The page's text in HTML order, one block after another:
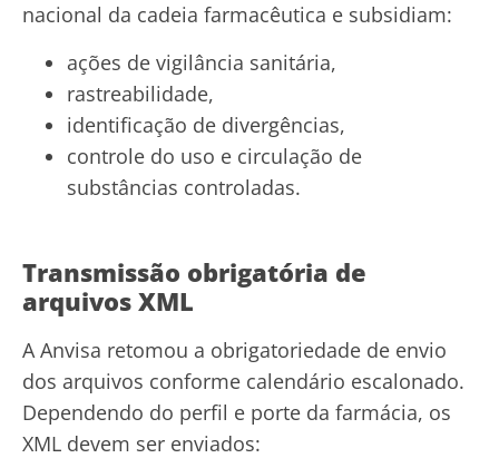
nacional da cadeia farmacêutica e subsidiam:
ações de vigilância sanitária,
rastreabilidade,
identificação de divergências,
controle do uso e circulação de
substâncias controladas.
Transmissão obrigatória de
arquivos XML
A Anvisa retomou a obrigatoriedade de envio
dos arquivos conforme calendário escalonado.
Dependendo do perfil e porte da farmácia, os
XML devem ser enviados: